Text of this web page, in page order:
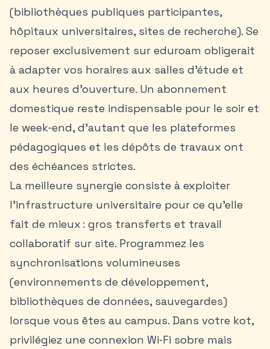
(bibliothèques publiques participantes,
hôpitaux universitaires, sites de recherche). Se
reposer exclusivement sur eduroam obligerait
à adapter vos horaires aux salles d’étude et
aux heures d’ouverture. Un abonnement
domestique reste indispensable pour le soir et
le week‑end, d’autant que les plateformes
pédagogiques et les dépôts de travaux ont
des échéances strictes.
La meilleure synergie consiste à exploiter
l’infrastructure universitaire pour ce qu’elle
fait de mieux : gros transferts et travail
collaboratif sur site. Programmez les
synchronisations volumineuses
(environnements de développement,
bibliothèques de données, sauvegardes)
lorsque vous êtes au campus. Dans votre kot,
privilégiez une connexion Wi‑Fi sobre mais